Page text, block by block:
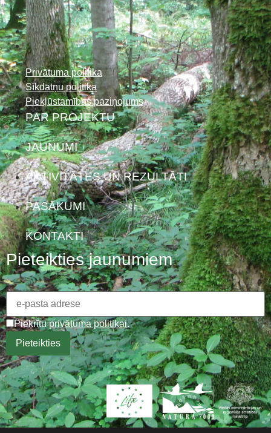
Privātuma politika
Sīkdatņu politika
Piekļūstamības paziņojums
PAR PROJEKTU
JAUNUMI
AKTIVITĀTES UN REZULTĀTI
PASĀKUMI
KONTAKTI
Pieteikties jaunumiem
Piekrītuprivātuma politikai.